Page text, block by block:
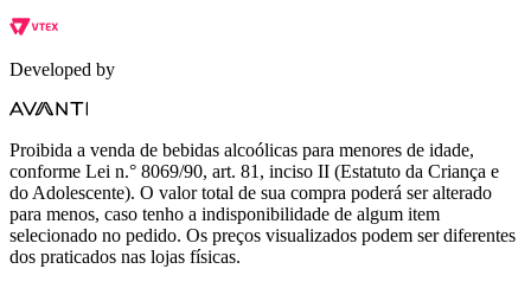
Developed by
Proibida a venda de bebidas alcoólicas para menores de idade,
conforme Lei n.° 8069/90, art. 81, inciso II (Estatuto da Criança e
do Adolescente). O valor total de sua compra poderá ser alterado
para menos, caso tenho a indisponibilidade de algum item
selecionado no pedido. Os preços visualizados podem ser diferentes
dos praticados nas lojas físicas.